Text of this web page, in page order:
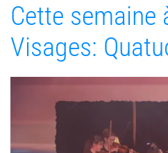
Cette semaine
Visages: